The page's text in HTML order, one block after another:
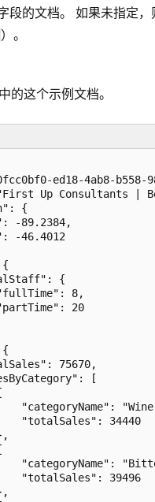
段的文档。 如果未指定
）。
的这个示例文档。
ed18-4ab8-b558-
Up Consultants |
{
-89.2384,
-46.4012
{
8,
20
75670,
[
"categoryName":
"totalSales": 34440
"categoryName":
"totalSales": 39496